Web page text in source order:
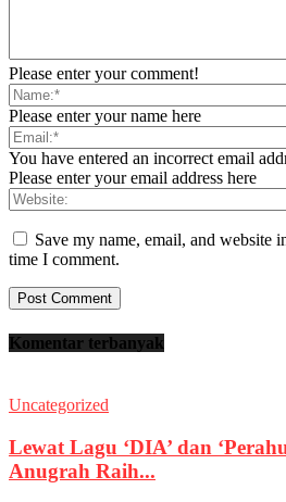
Please enter your comment!
Please enter your name here
You have entered an incorrect email
Please enter your email address here
Save my name, email, and website
time I comment.
Komentar terbanyak
Uncategorized
Lewat Lagu ‘DIA’ dan
Anugrah Raih...